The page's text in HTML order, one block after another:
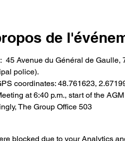
de
45 Avenue du Général de
police).
coordinates: 48.761623,
at 6:40 p.m., start of the
The Group Office 503
blocked due to your Analytics